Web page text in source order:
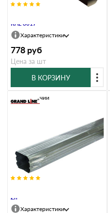
RAL 8017
Характеристики
778 руб
Цена за шт
В КОРЗИНУ
Zn
В наличии
Характеристики